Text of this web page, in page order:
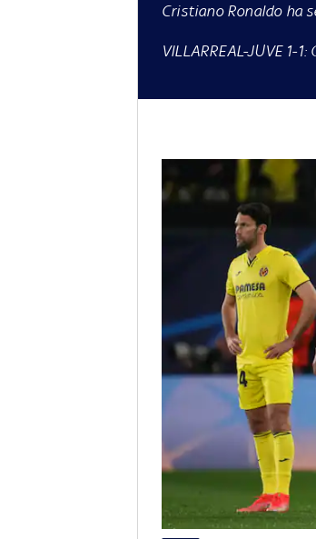
Cristiano Ronaldo ha
VILLARREAL-JUVE 1-1: